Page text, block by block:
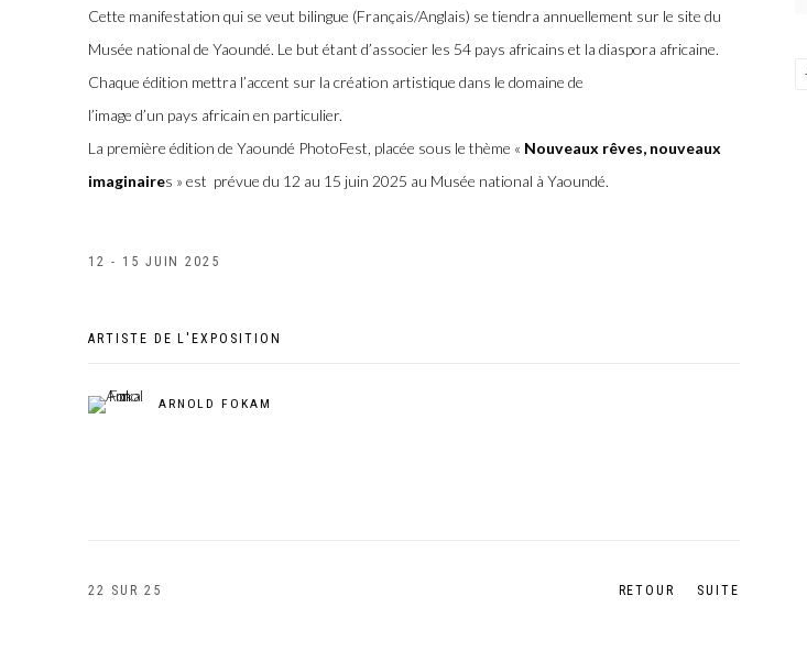
Cette manifestation qui se veut bilingue (Français/Anglais) se tiendra annuellement sur le site du
Musée national de Yaoundé. Le but étant d’associer les 54 pays africains et la diaspora africaine.
Chaque édition mettra l’accent sur la création artistique dans le domaine de
l’image d’un pays africain en particulier.
La première édition de Yaoundé PhotoFest, placée sous le thème « Nouveaux rêves, nouveaux
imaginaires » est prévue du 12 au 15 juin 2025 au Musée national à Yaoundé.
12 - 15 JUIN 2025
ARTISTE DE L'EXPOSITION
ARNOLD FOKAM
RETOUR SUITE
22 SUR 25